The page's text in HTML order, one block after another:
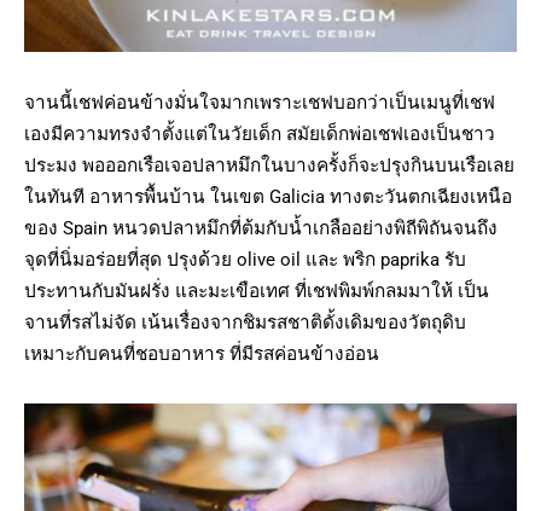
จานนี้เชฟค่อนข้างมั่นใจมากเพราะเชฟบอกว่าเป็นเมนูที่เชฟ
เองมีความทรงจำตั้งแต่ในวัยเด็ก สมัยเด็กพ่อเชฟเองเป็นชาว
ประมง พอออกเรือเจอปลาหมึกในบางครั้งก็จะปรุงกินบนเรือเลย
ในทันที อาหารพื้นบ้าน ในเขต Galicia ทางตะวันตกเฉียงเหนือ
ของ Spain หนวดปลาหมึกที่ต้มกับน้ำเกลืออย่างพิถีพิถันจนถึง
จุดที่นิ่มอร่อยที่สุด ปรุงด้วย olive oil และ พริก paprika รับ
ประทานกับมันฝรั่ง และมะเขือเทศ ที่เชฟพิมพ์กลมมาให้ เป็น
จานที่รสไม่จัด เน้นเรื่องจากชิมรสชาติดั้งเดิมของวัตถุดิบ
เหมาะกับคนที่ชอบอาหาร ที่มีรสค่อนข้างอ่อน